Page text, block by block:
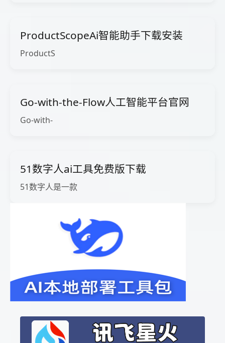
ProductScopeAi智能助手下载安装
ProductS
Go-with-the-Flow人工智能平台官网
Go-with-
51数字人ai工具免费版下载
51数字人是一款